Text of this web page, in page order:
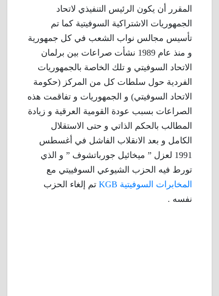
المقرر أن يكون الرئيس التنفيذي لاتحاد
الجمهوريات الاشتراكية السوفيتية كما تم
تأسيس مجالس نواب الشعب في كل جمهورية
و منذ عام 1989 نشأت صراعات بين برلمان
الاتحاد السوفيتي و تلك الخاصة بالجمهوريات
الفردية حول سلطات كل من المركز (حكومة
الاتحاد السوفيتي) و الجمهوريات و تفاقمت هذه
الصراعات بسبب عودة القومية العرقية و زيادة
المطالب بالحكم الذاتي و حتى الاستقلال
الكامل و بعد الانقلاب الفاشل في أغسطس
1991 لعزل ” ميخائيل جورباتشوف ” و الذي
تورط فيه الحزب الشيوعي السوفييتي مع
المخابرات السوفيتية KGB
تم إلغاء الحزب
نفسه .